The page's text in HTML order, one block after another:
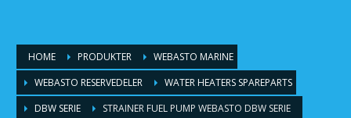
HOME PRODUKTER
WEBASTO MARINE
WEBASTO RESERVEDELER
WATER HEATERS SPAREPARTS
DBW SERIE
STRAINER FUEL PUMP WEBASTO DBW SERIE